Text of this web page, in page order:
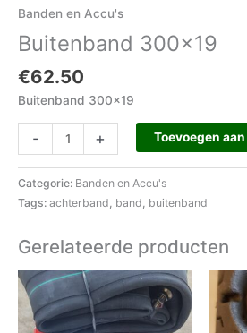
Banden en Accu's
Buitenband 300×19
€62.50
Buitenband 300×19
- + Toevoegen
Categorie: Banden en Accu's
Tags: achterband band buitenband
Gerelateerde producten